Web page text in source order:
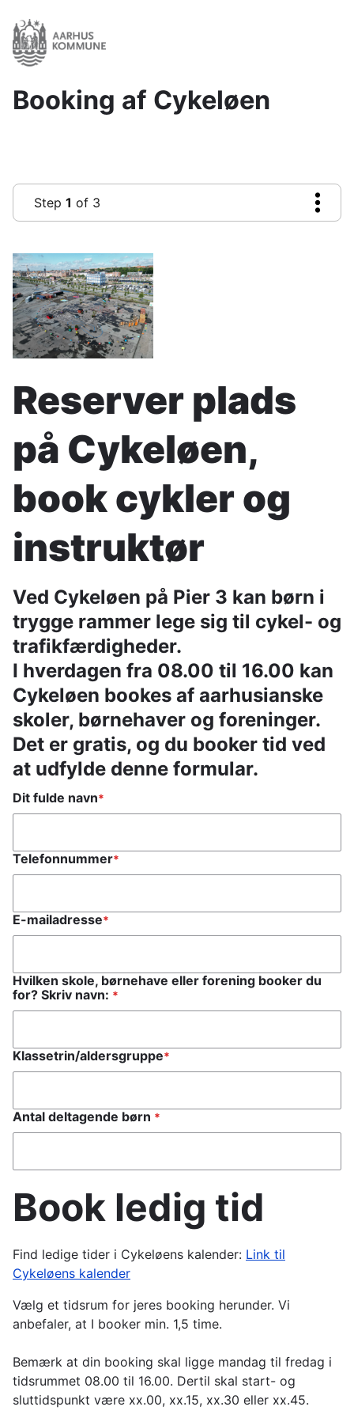
til
hovedindhold
Booking af Cykeløen
Step 1 of 3
Reserver plads
på Cykeløen,
book cykler og
instruktør
Ved Cykeløen på Pier 3 kan børn i
trygge rammer lege sig til cykel- og
trafikfærdigheder.
I hverdagen fra 08.00 til 16.00 kan
Cykeløen bookes af aarhusianske
skoler, børnehaver og foreninger.
Det er gratis, og du booker tid ved
at udfylde denne formular.
Dit fulde navn
Telefonnummer
E-mailadresse
Hvilken skole, børnehave eller forening booker du
for? Skriv navn:
Klassetrin/aldersgruppe
Antal deltagende børn
Book ledig tid
Find ledige tider i Cykeløens kalender: Link til
Cykeløens kalender
Vælg et tidsrum for jeres booking herunder. Vi
anbefaler, at I booker min. 1,5 time.
Bemærk at din booking skal ligge mandag til fredag i
tidsrummet 08.00 til 16.00. Dertil skal start- og
sluttidspunkt være xx.00, xx.15, xx.30 eller xx.45.